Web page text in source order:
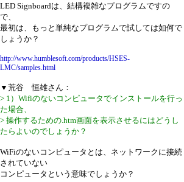
LED Signboardは、結構複雑なプログラムですの
で、
最初は、もっと単純なプログラムで試しては如何で
しょうか？
http://www.humblesoft.com/products/HSES-
LMC/samples.html
▼荒谷 恒雄さん：
> 1）Wifiのないコンピュータでインストールを行っ
た場合、
> 操作するための.htm画面を表示させるにはどうし
たらよいのでしょうか？
WiFiのないコンピュータとは、ネットワークに接続
されていない
コンピュータという意味でしょうか？